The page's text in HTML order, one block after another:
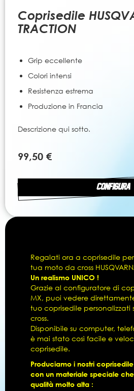
Coprisedile
TRACTION
Grip eccellente
Colori intensi
Resistenza estrema
Produzione in Francia
Descrizione qui sotto.
CONFIGURA
99,50 €
della
galleria
Regalati ora a coprisedile
tua moto da cross
Un realismo UNICO !
Grazie al configuratore di
MX, puoi vedere
tuo coprisedile
cross.
Disponibile su computer,
è mai stato così facile e
coprisedile.
Produciamo i nostri
con un materiale speciale
qualità molto alta :